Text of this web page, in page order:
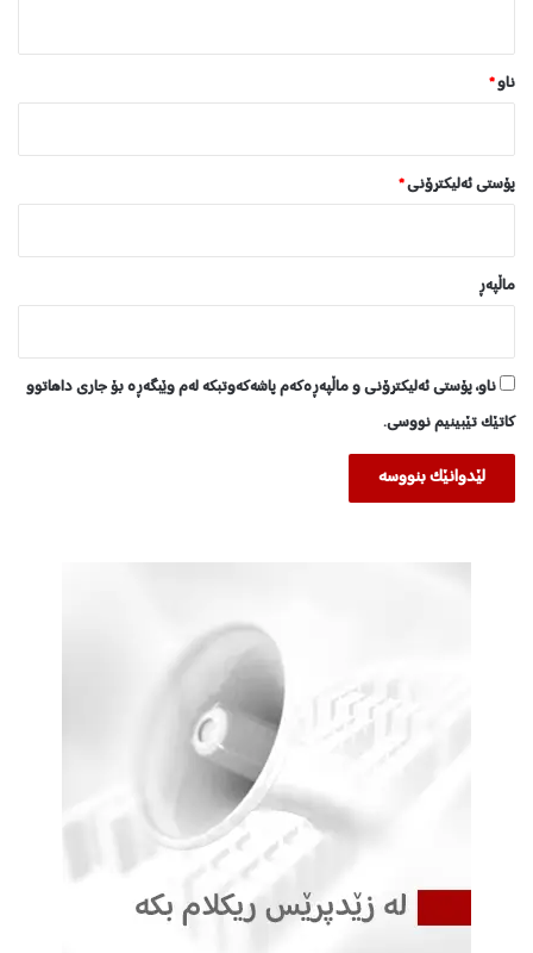
ناو*
پۆستی ئەلیکترۆنی*
ماڵپه‌ڕ
ناو، پۆستی ئەلیکترۆنی و ماڵپەڕەکەم پاشەکەوتبکە لەم وێبگەڕە بۆ جاری داهاتوو
کاتێک تێبینیم نووسی.